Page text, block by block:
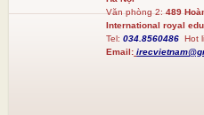
Văn phòng 2:489
International royal
Tel:034.8560486Hot
Email: